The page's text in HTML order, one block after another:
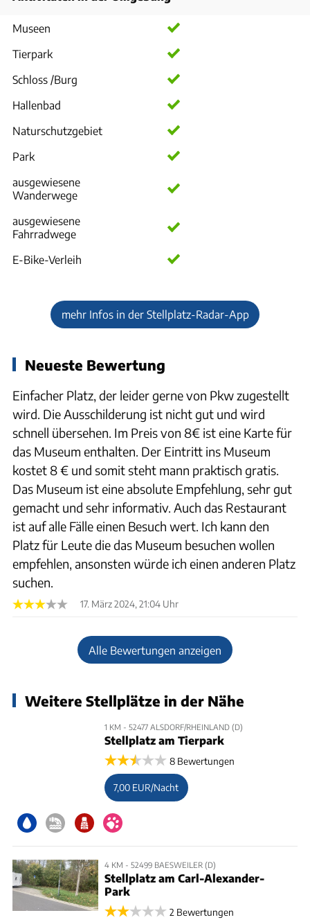
Museen
Tierpark
Schloss /Burg
Hallenbad
Naturschutzgebiet
Park
ausgewiesene
Wanderwege
ausgewiesene
Fahrradwege
E-Bike-Verleih
mehr Infos in der Stellplatz-Radar-App
Neueste Bewertung
Einfacher Platz, der leider gerne von Pkw zugestellt
wird. Die Ausschilderung ist nicht gut und wird
schnell übersehen. Im Preis von 8€ ist eine Karte für
das Museum enthalten. Der Eintritt ins Museum
kostet 8 € und somit steht mann praktisch gratis.
Das Museum ist eine absolute Empfehlung, sehr gut
gemacht und sehr informativ. Auch das Restaurant
ist auf alle Fälle einen Besuch wert. Ich kann den
Platz für Leute die das Museum besuchen wollen
empfehlen, ansonsten würde ich einen anderen Platz
suchen.
17. März 2024, 21:04 Uhr
Alle Bewertungen anzeigen
Weitere Stellplätze in der Nähe
1 KM - 52477 ALSDORF/RHEINLAND (D)
Stellplatz am Tierpark
8 Bewertungen
7,00 EUR/Nacht
4 KM - 52499 BAESWEILER (D)
Stellplatz am Carl-Alexander-
Park
2 Bewertungen